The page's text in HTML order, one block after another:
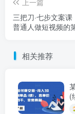
上一篇
三把刀·七步文案课
普通人做短视频的
相关推荐
(